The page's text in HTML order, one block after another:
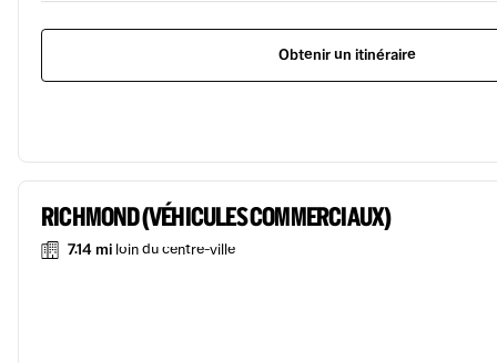
Obtenir un itinéraire
RICHMOND (VÉHICULES COMMERCIAUX)
7.14 mi loin du centre-ville